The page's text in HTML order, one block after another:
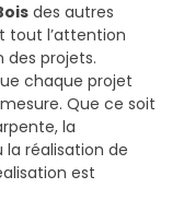
des autres
tout l’attention
des projets.
chaque projet
Que ce soit
la
réalisation de
est